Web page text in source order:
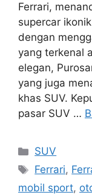
Ferrari,
supercar
dengan
yang terkenal
elegan,
yang juga
khas SUV.
pasar SUV …
Kategori
SUV
Tag
Ferrari,
mobil sport,